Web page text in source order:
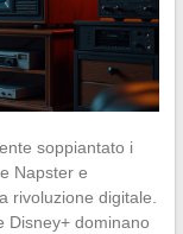
soppiantato i
Napster e
rivoluzione digitale.
Disney+ dominano